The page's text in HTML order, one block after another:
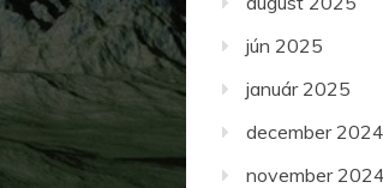
jún 2025
január 2025
december 2024
november 2024